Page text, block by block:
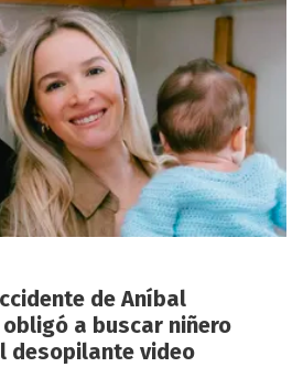
de Aníbal
a buscar niñero
desopilante video